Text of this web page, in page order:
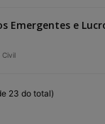
Emergentes e
Civil
23 do total)